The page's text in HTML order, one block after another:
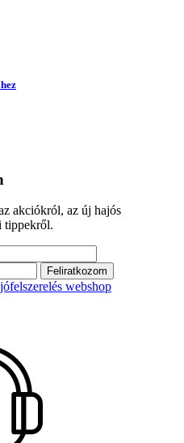
akciókról, az új hajós
tippekről.
Feliratkozom